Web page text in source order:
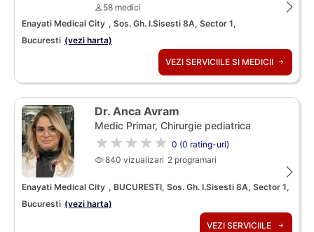
58 medici
Enayati Medical City , Sos. Gh. I.Sisesti 8A, Sector 1,
Bucuresti (vezi harta)
VEZI SERVICIILE SI MEDICII
Dr. Anca Avram
Medic Primar, Chirurgie pediatrica
★★★★★ 0 (0 rating-uri)
840 vizualizari 2 programari
Enayati Medical City , BUCURESTI, Sos. Gh. I.Sisesti 8A, Sector 1,
Bucuresti (vezi harta)
VEZI SERVICIILE